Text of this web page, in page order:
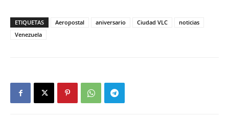
ETIQUETAS Aeropostal aniversario Ciudad VLC
noticias
Venezuela